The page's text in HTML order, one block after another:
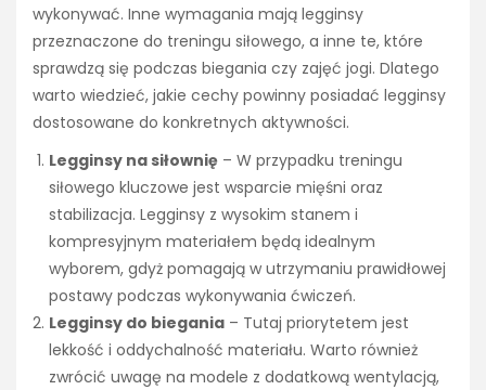
wykonywać. Inne wymagania mają legginsy
przeznaczone do treningu siłowego, a inne te, które
sprawdzą się podczas biegania czy zajęć jogi. Dlatego
warto wiedzieć, jakie cechy powinny posiadać legginsy
dostosowane do konkretnych aktywności.
Legginsy na siłownię – W przypadku treningu
siłowego kluczowe jest wsparcie mięśni oraz
stabilizacja. Legginsy z wysokim stanem i
kompresyjnym materiałem będą idealnym
wyborem, gdyż pomagają w utrzymaniu prawidłowej
postawy podczas wykonywania ćwiczeń.
Legginsy do biegania – Tutaj priorytetem jest
lekkość i oddychalność materiału. Warto również
zwrócić uwagę na modele z dodatkową wentylacją,